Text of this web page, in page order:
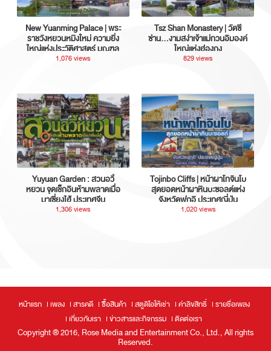
New Yuanming Palace | พระ
ราชวังหยวนหมิงใหม่ ความยิ่ง
ใหญ่แห่งประวัติศาสตร์ มณฑล
กวางตุ้ง ประเทศจีน
1,076 views
Tsz Shan Monastery | วัดซี
ซ่าน…งามสง่าเจ้าแม่กวนอิมองค์
ใหญ่แห่งฮ่องกง
829 views
Yuyuan Garden : สวนอวี้
หยวน จุดเช็กอินห้ามพลาดเมื่อ
มาเซี่ยงไฮ้ ประเทศจีน
1,306 views
Tojinbo Cliffs | หน้าผาโทจินโบ
สุดยอดหน้าผาหินบะซอลต์แห่ง
จังหวัดฟุกุอิ ประเทศญี่ปุ่น
1,020 views
หน้าแรก เพลง สารคดี ซื้อสินค้า สตูดิโอให้เช่า ค่าลิขสิทธิ์
รายชื่อเพลง
เกี่ยวกับเรา
ข่าวสารและกิจกรรม ติดต่อเรา
Copyright ® 2016, Rose Media and Entertainment Co., Ltd., All rights
Reserved.